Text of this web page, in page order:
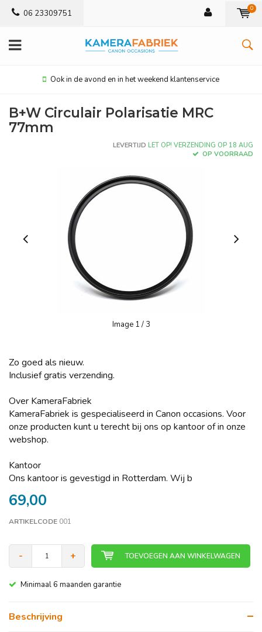
06 23309751 0
Ook in de avond en in het weekend klantenservice
B+W Circulair Polarisatie MRC
77mm
LEVERTIJD LET OP! VERZENDING OP 18 AUG
OP VOORRAAD
Image 1 / 3
Zo goed als nieuw.
Inclusief gratis verzending.
Over KameraFabriek
KameraFabriek is gespecialiseerd in Canon occasions. Voor
onze producten kunt u terecht bij ons op kantoor of in onze
webshop.
Kantoor
Ons kantoor is gevestigd in Rotterdam. Wij b
69,00
ARTIKELCODE 001
- + TOEVOEGEN AAN WINKELWAGEN
Minimaal 6 maanden garantie
Beschrijving